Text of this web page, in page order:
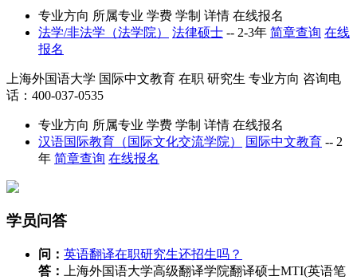
专业方向 所属专业 学费 学制 详情 在线报名
法学/非法学（法学院）
法律硕士 -- 2-3年 简章查询 在线
报名
上海外国语大学 国际中文教育 在职 研究生 专业方向 咨询电
话：400-037-0535
专业方向 所属专业 学费 学制 详情 在线报名
汉语国际教育（国际文化交流学院）
国际中文教育 -- 2
年 简章查询 在线报名
学员问答
问： 英语翻译在职研究生还招生吗？
答：
上海外国语大学高级翻译学院翻译硕士MTI(英语笔